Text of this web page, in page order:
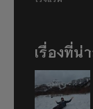
เรื่องที่น่